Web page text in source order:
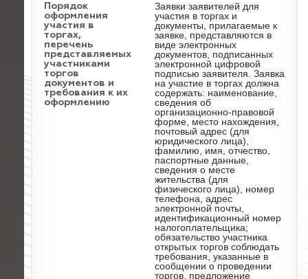
Порядок
оформления
участия в
торгах,
перечень
представляемых
участниками
торгов
документов и
требования к их
оформлению
Заявки заявителей для
участия в торгах и
документы, прилагаемые к
заявке, представляются в
виде электронных
документов, подписанных
электронной цифровой
подписью заявителя. Заявка
на участие в торгах должна
содержать: наименование,
сведения об
организационно-правовой
форме, место нахождения,
почтовый адрес (для
юридического лица),
фамилию, имя, отчество,
паспортные данные,
сведения о месте
жительства (для
физического лица), номер
телефона, адрес
электронной почты,
идентификационный номер
налогоплательщика;
обязательство участника
открытых торгов соблюдать
требования, указанные в
сообщении о проведении
торгов, предложение